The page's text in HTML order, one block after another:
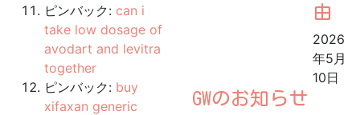
ピンバック: can i
take low dosage of
avodart and levitra
together
ピンバック: buy
xifaxan generic
由
2026
年5月
10日
GWのお知らせ